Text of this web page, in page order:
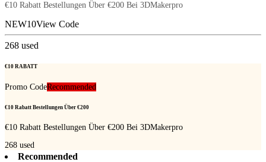
€10 Rabatt Bestellungen Über €200 Bei 3DMakerpro
NEW10View Code
268 used
€10 RABATT
Promo CodeRecommended
€10 Rabatt Bestellungen Über €200
€10 Rabatt Bestellungen Über €200 Bei 3DMakerpro
268 used
Recommended